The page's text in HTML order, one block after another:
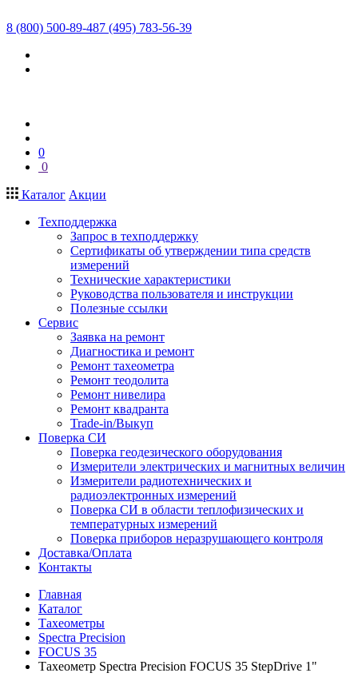
8 (800) 500-89-487 (495) 783-56-39
0
0
Каталог Акции
Техподдержка
Запрос в техподдержку
Сертификаты об утверждении типа средств
измерений
Технические характеристики
Руководства пользователя и инструкции
Полезные ссылки
Сервис
Заявка на ремонт
Диагностика и ремонт
Ремонт тахеометра
Ремонт теодолита
Ремонт нивелира
Ремонт квадранта
Trade-in/Выкуп
Поверка СИ
Поверка геодезического оборудования
Измерители электрических и магнитных величин
Измерители радиотехнических и
радиоэлектронных измерений
Поверка СИ в области теплофизических и
температурных измерений
Поверка приборов неразрушающего контроля
Доставка/Оплата
Контакты
Главная
Каталог
Тахеометры
Spectra Precision
FOCUS 35
Тахеометр Spectra Precision FOCUS 35 StepDrive 1"